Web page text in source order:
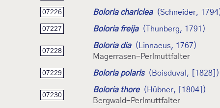
07226 Boloria chariclea (Schneider,
07227 Boloria freija (Thunberg, 1791)
07228
Boloria dia
(Linnaeus, 1767)
Magerrasen-Perlmuttfalter
07229 Boloria polaris (Boisduval, [1828])
07230
Boloria thore
(Hübner, [1804])
Bergwald-Perlmuttfalter